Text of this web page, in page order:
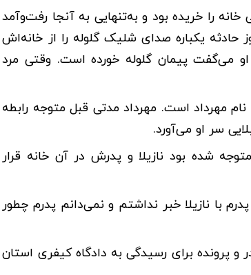
را خریده بود و به‌تنهایی به آنجا رفت‌وآمد
یکباره صدای شلیک گلوله را از خانه‌اش
می‌گفت پیمان گلوله خورده است. وقتی مرد
داد، پیمان دو پسر دارد که یکی از آنها جوانی 21ساله به نام مهرداد است. مهرداد مدتی قبل متوجه رابطه
سر او می‌آورد.
شده بود نازیلا و پدرش در آن خانه قرار
با نازیلا خبر نداشتم و نمی‌دانم پدرم چطور
پرونده برای رسیدگی به دادگاه کیفری استان